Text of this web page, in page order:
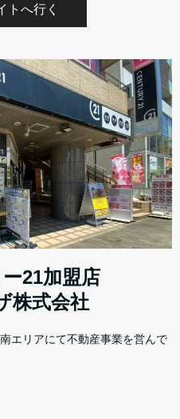
トへ行く
21加盟店
株式会社
エリアにて不動産事業を営んで